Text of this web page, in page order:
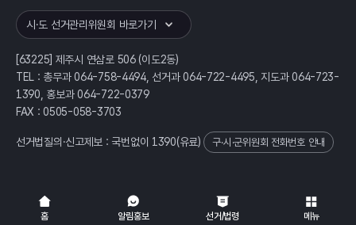
홈 알림홍보 선거/법령 메뉴
시·도 선거관리위원회 바로가기
[63225] 제주시 연삼로 506 (이도2동)
TEL : 총무과 064-758-4494, 선거과 064-722-4495, 지도과 064-723-
1390, 홍보과 064-722-0379
FAX : 0505-058-3703
선거법질의·신고제보 : 국번없이 1390(유료) 구·시·군위원회 전화번호 안내